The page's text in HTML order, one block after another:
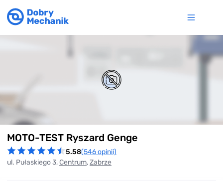
MOTO-TEST Ryszard Genge
5.58(546 opinii)
ul. Pułaskiego 3,Centrum,Zabrze